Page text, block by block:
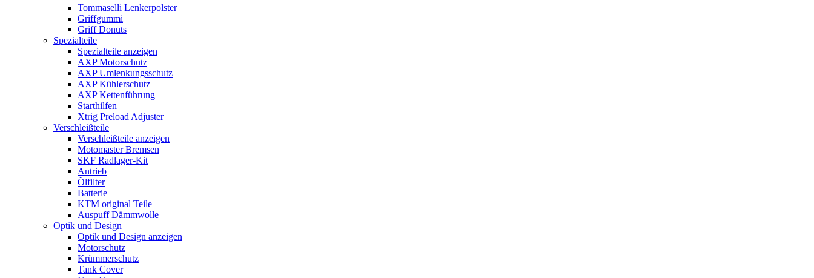
Tommaselli Lenkerpolster
Griffgummi
Griff Donuts
Spezialteile
Spezialteile anzeigen
AXP Motorschutz
AXP Umlenkungsschutz
AXP Kühlerschutz
AXP Kettenführung
Starthilfen
Xtrig Preload Adjuster
Verschleißteile
Verschleißteile anzeigen
Motomaster Bremsen
SKF Radlager-Kit
Antrieb
Ölfilter
Batterie
KTM original Teile
Auspuff Dämmwolle
Optik und Design
Optik und Design anzeigen
Motorschutz
Krümmerschutz
Tank Cover